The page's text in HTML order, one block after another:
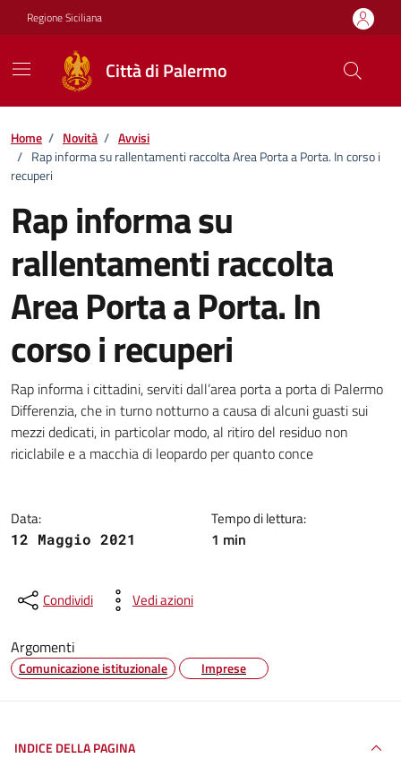
Vai ai contenuti
Vai al footer
Regione Siciliana
Città di Palermo
Home / Novità / Avvisi
/ Rap informa su rallentamenti raccolta Area Porta a Porta. In corso i
recuperi
Rap informa su
rallentamenti raccolta
Area Porta a Porta. In
corso i recuperi
Dettagli della notizia
Rap informa i cittadini, serviti dall’area porta a porta di Palermo
Differenzia, che in turno notturno a causa di alcuni guasti sui
mezzi dedicati, in particolar modo, al ritiro del residuo non
riciclabile e a macchia di leopardo per quanto conce
Data:
12 Maggio 2021
Tempo di lettura:
1 min
Condividi Vedi azioni
Argomenti
Comunicazione istituzionale Imprese
INDICE DELLA PAGINA